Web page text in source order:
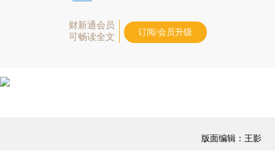
财新通会员
可畅读全文
订阅/会员升级
版面编辑：王影